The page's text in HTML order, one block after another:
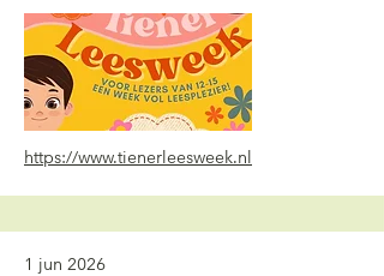
https://www.tienerleesweek.nl
1 jun 2026